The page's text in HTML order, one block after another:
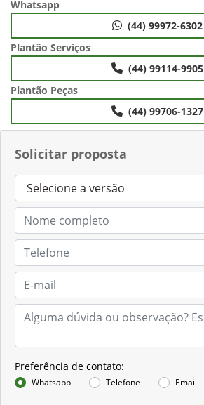
Solicitar proposta
Preferência de contato:
Whatsapp Telefone Email
Whatsapp
(44) 99972-6302
Plantão Serviços
(44) 99114-9905
Plantão Peças
(44) 99706-1327